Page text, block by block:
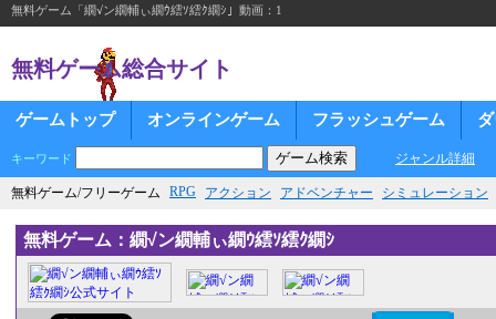
無料ゲーム「繝√ン繝輔ぃ繝ｳ繧ｿ繧ｸ繝ｼ」動画：1
無料ゲーム総合サイト
ゲームトップ オンラインゲーム フラッシュゲーム
キーワード ジャンル詳細
無料ゲーム/フリーゲーム RPG アクション アドベンチャー シミュレーション
無料ゲーム：繝√ン繝輔ぃ繝ｳ繧ｿ繧ｸ繝ｼ